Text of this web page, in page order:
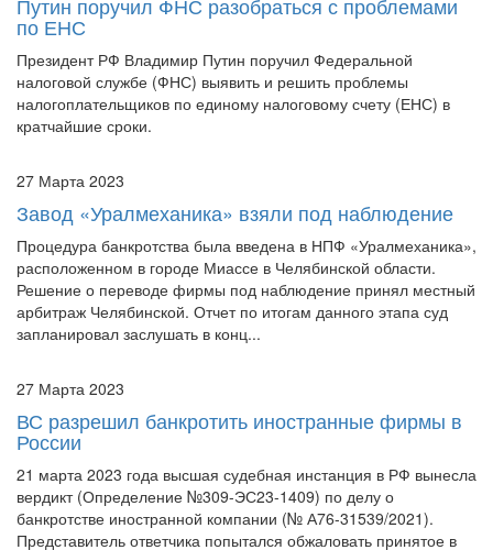
Президент РФ Владимир Путин поручил Федеральной
налоговой службе (ФНС) выявить и решить проблемы
налогоплательщиков по единому налоговому счету (ЕНС) в
кратчайшие сроки.
27 Марта 2023
расположенном в городе Миассе в Челябинской области.
Решение о переводе фирмы под наблюдение принял местный
арбитраж Челябинской. Отчет по итогам данного этапа суд
запланировал заслушать в конц...
27 Марта 2023
России
21 марта 2023 года высшая судебная инстанция в РФ вынесла
вердикт (Определение №309-ЭС23-1409) по делу о
банкротстве иностранной компании (№ А76-31539/2021).
Представитель ответчика попытался обжаловать принятое в
апреле 2022 года реш...